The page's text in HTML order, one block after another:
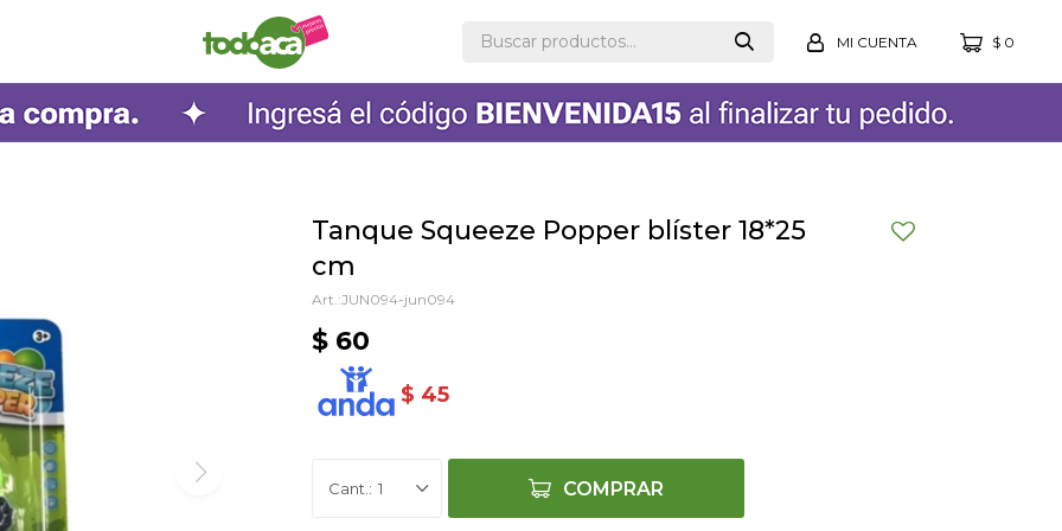
$ 0
Tanque Squeeze Popper blíster 18*25
cm
JUN094-jun094
$ 60
$ 45
1 COMPRAR